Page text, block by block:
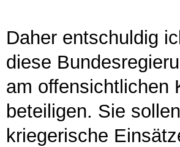
Daher entschuldig
diese
am offensichtlichen
beteiligen. Sie
kriegerische